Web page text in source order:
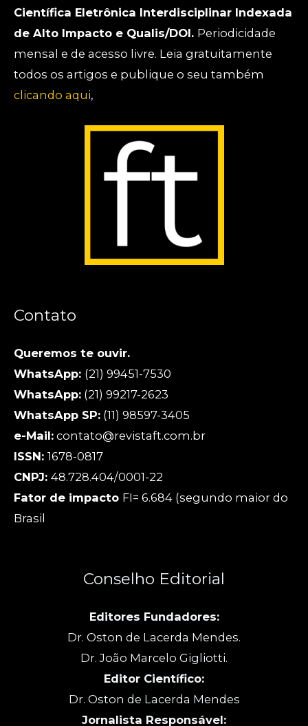
Científica Eletrônica Interdisciplinar Indexada
de Alto Impacto e Qualis/DOI. Periodicidade
mensal e de acesso livre. Leia gratuitamente
todos os artigos e publique o seu também
clicando aqui,
Contato
Queremos te ouvir.
WhatsApp: (21) 99451-7530
WhatsApp: (21) 99217-2623
WhatsApp SP: (11) 98597-3405
e-Mail: contato@revistaft.com.br
ISSN: 1678-0817
CNPJ: 48.728.404/0001-22
Fator de impacto FI= 6.684 (segundo maior do
Brasil
Conselho Editorial
Editores Fundadores:
Dr. Oston de Lacerda Mendes.
Dr. João Marcelo Gigliotti.
Editor Científico:
Dr. Oston de Lacerda Mendes
Jornalista Responsável: